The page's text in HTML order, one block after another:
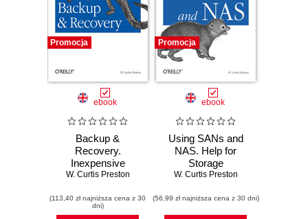
Promocja
ebook
Backup &
Recovery.
Inexpensive
Backup Solutions
W. Curtis Preston
(113,40 zł najniższa cena z 30
dni)
Promocja
ebook
Using SANs and
NAS. Help for
Storage
Administrators
W. Curtis Preston
(56,99 zł najniższa cena z 30 dni)